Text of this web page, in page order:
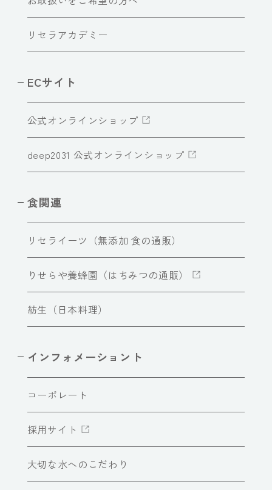
リセラアカデミー
ECサイト
公式オンラインショップ
deep2031 公式オンラインショップ
食関連
リセライーツ（無添加 食の通販）
りせらや養蜂園（はちみつの通販）
紡生（日本料理）
インフォメーショント
コーポレート
採用サイト
大切な水へのこだわり